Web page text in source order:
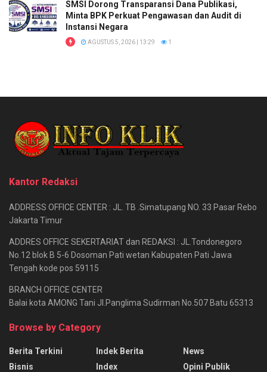
SMSI Dorong Transparansi Dana Publikasi,
Minta BPK Perkuat Pengawasan dan Audit di
Instansi Negara
AGUSTUS 5, 2026 | 13:29 1
Kantor Redaksi
ADDRESS OFFICE CENTER : JL. TB .Simatupang NO. 33 Pasar Rebo
Jakarta Timur
ADDRES OFFICE SEKERTARIAT dan REDAKSI : JL.Tondonegoro
No.12 blok B 5-6 Dosoman Pati wetan Kabupaten Pati Jawa
Tengah kode pos 59115
BRANCH OFFICE CENTER
Balai kota AMONG Tani Jl.Panglima Sudirman No.507 Batu 65313
Browse by Category
Berita Terkini
Bisnis
Indek Berita
Index
News
Opini Publik